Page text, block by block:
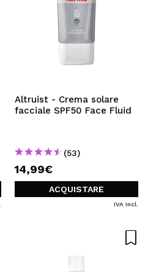
Altruist - Crema solare
facciale SPF50 Face Fluid
(53)
14,99€
ACQUISTARE
IVA Incl.